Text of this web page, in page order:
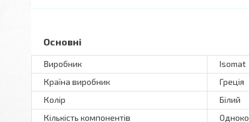
Основні
Виробник
Isomat
Країна виробник
Греція
Колір
Білий
Кількість компонентів